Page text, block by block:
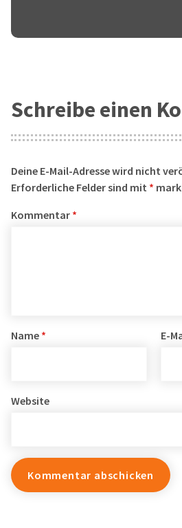
Schreibe einen
Deine E-Mail-Adresse wird nicht
Erforderliche Felder sind mit *
Kommentar *
Name * E-
Website